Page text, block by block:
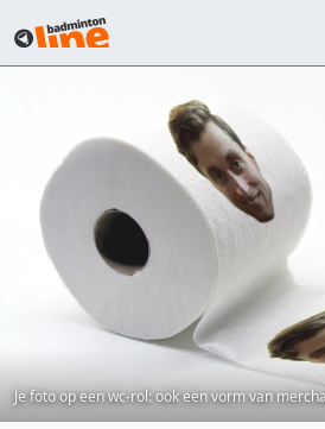
Je foto op een wc-rol: ook een vorm van